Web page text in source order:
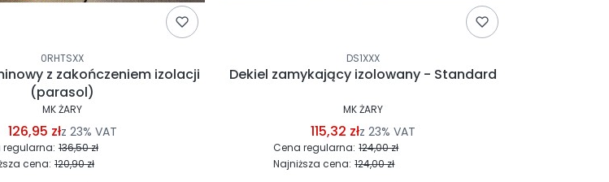
0RHTSXX
z zakończeniem izolacji
(parasol)
MK ŻARY
126,95 złz 23% VAT
regularna: 136,50 zł
cena: 120,90 zł
DS1XXX
Dekiel zamykający izolowany - Standard
MK ŻARY
115,32 złz 23% VAT
Cena regularna: 124,00 zł
Najniższa cena: 124,00 zł